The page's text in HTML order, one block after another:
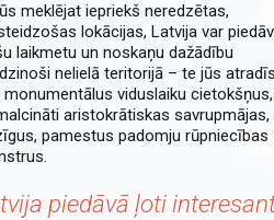
meklējat iepriekš neredzētas,
lokācijas, Latvija var
laikmetu un noskaņu dažādību
nelielā teritorijā – te jūs
monumentālus viduslaiku
aristokrātiskas savrupmājas,
pamestus padomju rūpniecības
piedāvā ļoti